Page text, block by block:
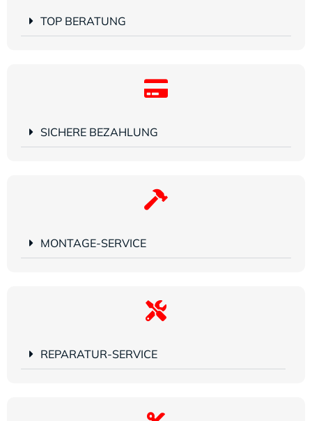
TOP BERATUNG
SICHERE BEZAHLUNG
MONTAGE-SERVICE
REPARATUR-SERVICE